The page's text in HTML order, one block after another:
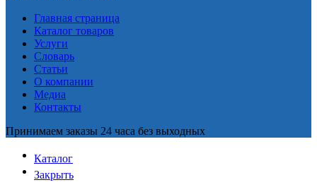
Главная страница
Каталог товаров
Услуги
Словарь
Статьи
О компании
Медиа
Контакты
Принимаем заказы 24 часа без выходных
Каталог
Закрыть